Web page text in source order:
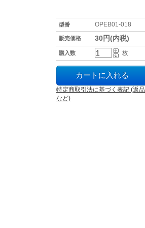
型番 OPEB01-018
販売価格 30円(内税)
購入数 枚
特定商取引法に基づく表記 (返品
など)